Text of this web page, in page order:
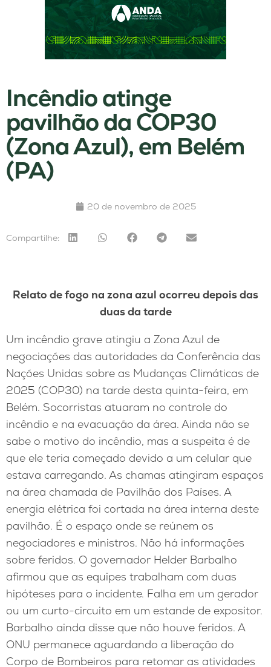
Incêndio atinge
pavilhão da COP30
(Zona Azul), em Belém
(PA)
20 de novembro de 2025
Compartilhe:
Relato de fogo na zona azul ocorreu depois das
duas da tarde
Um incêndio grave atingiu a Zona Azul de
negociações das autoridades da Conferência das
Nações Unidas sobre as Mudanças Climáticas de
2025 (COP30) na tarde desta quinta-feira, em
Belém. Socorristas atuaram no controle do
incêndio e na evacuação da área. Ainda não se
sabe o motivo do incêndio, mas a suspeita é de
que ele teria começado devido a um celular que
estava carregando. As chamas atingiram espaços
na área chamada de Pavilhão dos Países. A
energia elétrica foi cortada na área interna deste
pavilhão. É o espaço onde se reúnem os
negociadores e ministros. Não há informações
sobre feridos. O governador Helder Barbalho
afirmou que as equipes trabalham com duas
hipóteses para o incidente. Falha em um gerador
ou um curto-circuito em um estande de expositor.
Barbalho ainda disse que não houve feridos. A
ONU permanece aguardando a liberação do
Corpo de Bombeiros para retomar as atividades